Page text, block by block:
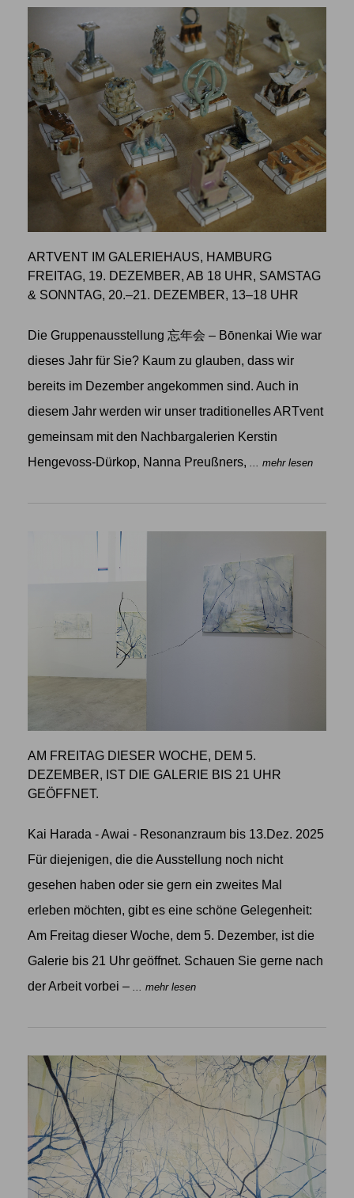
ARTVENT IM GALERIEHAUS, HAMBURG
FREITAG, 19. DEZEMBER, AB 18 UHR, SAMSTAG
& SONNTAG, 20.–21. DEZEMBER, 13–18 UHR
Die Gruppenausstellung 忘年会 – Bōnenkai Wie war
dieses Jahr für Sie? Kaum zu glauben, dass wir
bereits im Dezember angekommen sind. Auch in
diesem Jahr werden wir unser traditionelles ARTvent
gemeinsam mit den Nachbargalerien Kerstin
Hengevoss-Dürkop, Nanna Preußners,
... mehr lesen
AM FREITAG DIESER WOCHE, DEM 5.
DEZEMBER, IST DIE GALERIE BIS 21 UHR
GEÖFFNET.
Kai Harada - Awai - Resonanzraum bis 13.Dez. 2025
Für diejenigen, die die Ausstellung noch nicht
gesehen haben oder sie gern ein zweites Mal
erleben möchten, gibt es eine schöne Gelegenheit:
Am Freitag dieser Woche, dem 5. Dezember, ist die
Galerie bis 21 Uhr geöffnet. Schauen Sie gerne nach
der Arbeit vorbei – ... mehr lesen